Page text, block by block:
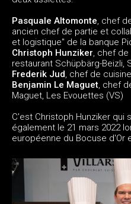
Pasquale Altomonte, chef
ancien chef de partie et
et logistique" de la banque
Christoph Hunziker, chef
restaurant Schüpbärg-Beizli,
Frederik Jud, chef de
Benjamin Le Maguet, chef
Maguet, Les Evouettes (VS)
C'est Christoph Hunziker
également le 21 mars 2022
européenne du Bocuse d'Or